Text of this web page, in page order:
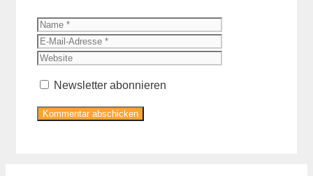
Name
Newsletter abonnieren